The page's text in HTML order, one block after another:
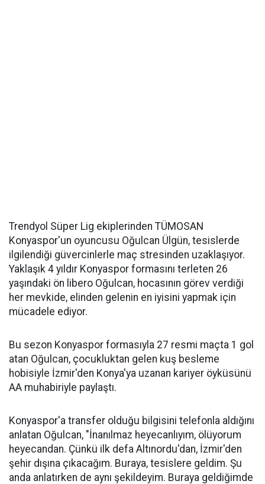
Trendyol Süper Lig ekiplerinden TÜMOSAN
Konyaspor'un oyuncusu Oğulcan Ülgün, tesislerde
ilgilendiği güvercinlerle maç stresinden uzaklaşıyor.
Yaklaşık 4 yıldır Konyaspor formasını terleten 26
yaşındaki ön libero Oğulcan, hocasının görev verdiği
her mevkide, elinden gelenin en iyisini yapmak için
mücadele ediyor.
Bu sezon Konyaspor formasıyla 27 resmi maçta 1 gol
atan Oğulcan, çocukluktan gelen kuş besleme
hobisiyle İzmir'den Konya'ya uzanan kariyer öyküsünü
AA muhabiriyle paylaştı.
Konyaspor'a transfer olduğu bilgisini telefonla aldığını
anlatan Oğulcan, "İnanılmaz heyecanlıyım, ölüyorum
heyecandan. Çünkü ilk defa Altınordu'dan, İzmir'den
şehir dışına çıkacağım. Buraya, tesislere geldim. Şu
anda anlatırken de aynı şekildeyim. Buraya geldiğimde